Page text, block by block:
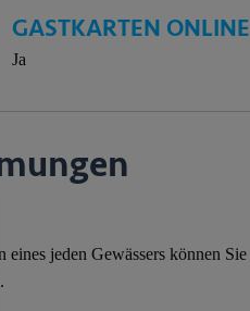
GASTKARTEN ONLINE
Ja
eines jeden Gewässers können Sie